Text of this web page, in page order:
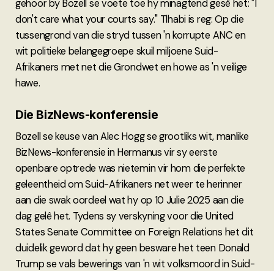
gehoor by Bozell se voete toe hy minagtend gesê het: "I
don't care what your courts say." Tlhabi is reg: Op die
tussengrond van die stryd tussen 'n korrupte ANC en
wit politieke belangegroepe skuil miljoene Suid-
Afrikaners met net die Grondwet en howe as 'n veilige
hawe.
Die BizNews-konferensie
Bozell se keuse van Alec Hogg se grootliks wit, manlike
BizNews-konferensie in Hermanus vir sy eerste
openbare optrede was nietemin vir hom die perfekte
geleentheid om Suid-Afrikaners net weer te herinner
aan die swak oordeel wat hy op 10 Julie 2025 aan die
dag gelê het. Tydens sy verskyning voor die United
States Senate Committee on Foreign Relations het dit
duidelik geword dat hy geen besware het teen Donald
Trump se vals bewerings van 'n wit volksmoord in Suid-